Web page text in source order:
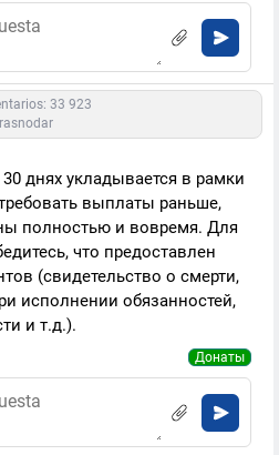
33 923
днях укладывается в рамки
выплаты раньше,
полностью и вовремя. Для
что предоставлен
(свидетельство о смерти,
исполнении обязанностей,
и т.д.).
Донаты